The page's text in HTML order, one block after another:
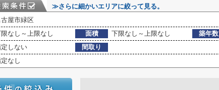
≫さらに細かいエリアに絞って見る。
屋市緑区
なし～上限なし 面積 下限なし～上限なし 築年数
しない
間取り
なし